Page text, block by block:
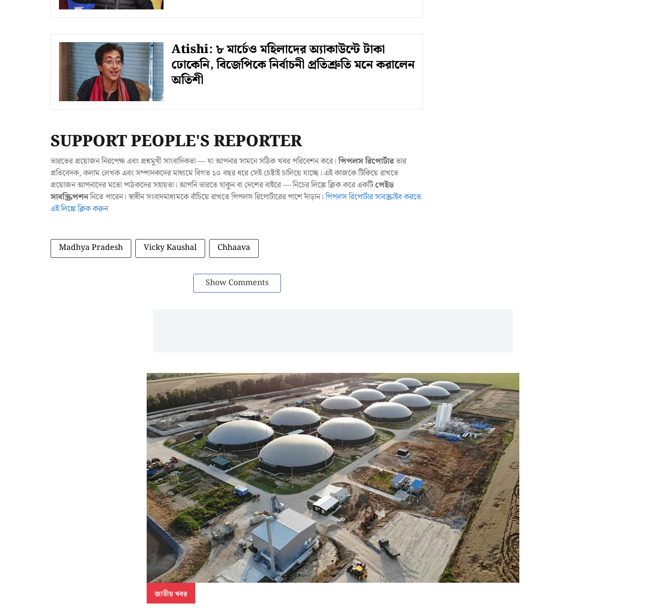
Atishi: ৮ মার্চেও মহিলাদের অ্যাকাউন্টে টাকা
ঢোকেনি, বিজেপিকে নির্বাচনী প্রতিশ্রুতি মনে করালেন
অতিশী
SUPPORT PEOPLE'S REPORTER
ভারতের প্রয়োজন নিরপেক্ষ এবং প্রশ্নমুখী সাংবাদিকতা — যা আপনার সামনে সঠিক খবর পরিবেশন করে।পিপলস রিপোর্টারতার
প্রতিবেদক, কলাম লেখক এবং সম্পাদকদের মাধ্যমে বিগত ১০ বছর ধরে সেই চেষ্টাই চালিয়ে যাচ্ছে। এই কাজকে টিকিয়ে রাখতে
প্রয়োজন আপনাদের মতো পাঠকদের সহায়তা। আপনি ভারতে থাকুন বা দেশের বাইরে — নিচের লিঙ্কে ক্লিক করে একটিপেইড
সাবস্ক্রিপশননিতে পারেন। স্বাধীন সংবাদমাধ্যমকে বাঁচিয়ে রাখতে পিপলস রিপোর্টারের পাশে দাঁড়ান।পিপলস রিপোর্টার সাবস্ক্রাইব করতে
এই লিঙ্কে ক্লিক করুন
Madhya Pradesh Vicky Kaushal Chhaava
Show Comments
জাতীয় খবর